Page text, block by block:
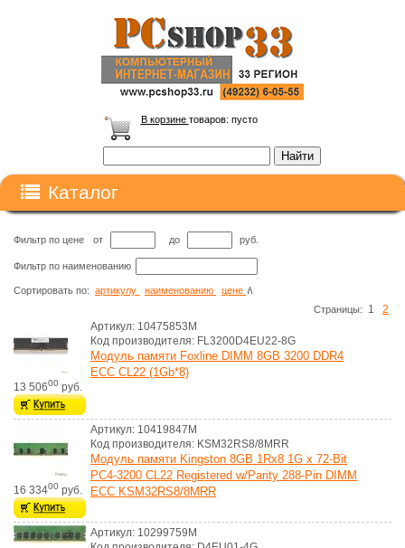
В корзине товаров: пусто
Каталог
Фильтр по цене от до руб.
Фильтр по наименованию
Сортировать по: артикулу наименованию
цене
Cтраницы:
1 2
13 50600 руб.
Артикул: 10475853M
Код производителя: FL3200D4EU22-8G
Модуль памяти Foxline DIMM 8GB 3200 DDR4
ECC CL22 (1Gb*8)
16 33400 руб.
Артикул: 10419847M
Код производителя: KSM32RS8/8MRR
Модуль памяти Kingston 8GB 1Rx8 1G x 72-Bit
PC4-3200 CL22 Registered w/Parity 288-Pin DIMM
ECC KSM32RS8/8MRR
Артикул: 10299759M